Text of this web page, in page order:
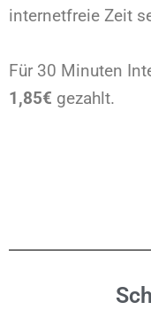
internetfreie Zeit
Für 30 Minuten
1,85€ gezahlt.